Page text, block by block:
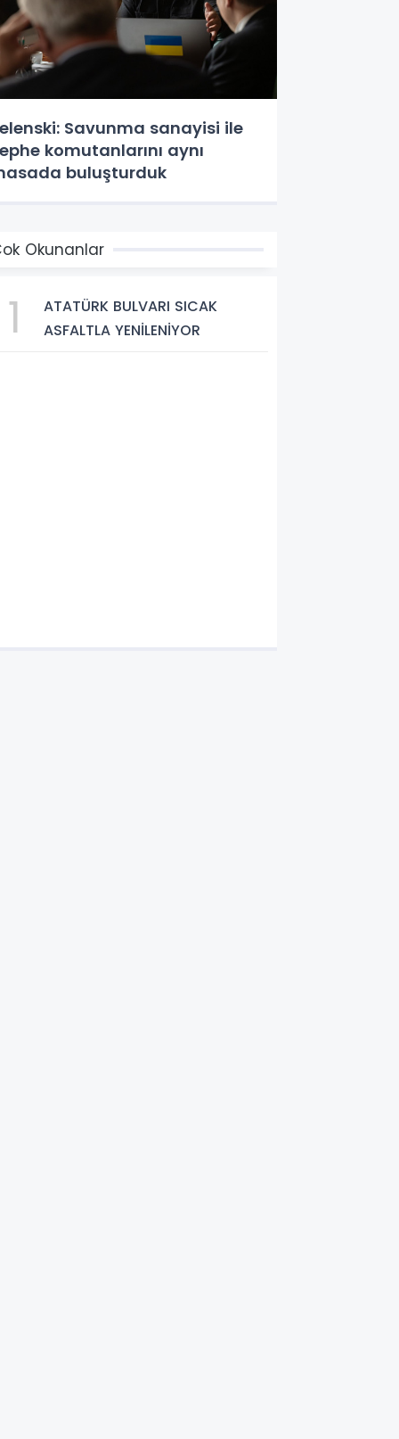
Savunma sanayisi ile
komutanlarını aynı
buluşturduk
Okunanlar
1
ATATÜRK BULVARI SICAK
ASFALTLA YENİLENİYOR